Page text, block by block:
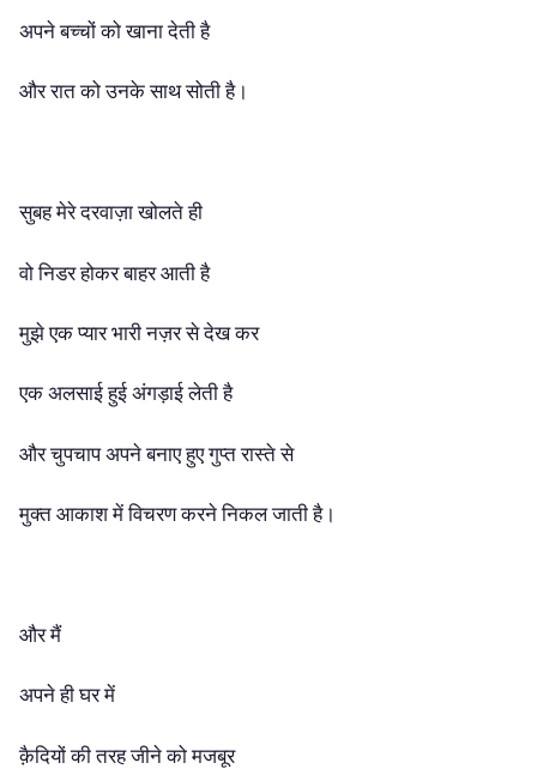
अपने बच्चों को खाना देती है
और रात को उनके साथ सोती है।
सुबह मेरे दरवाज़ा खोलते ही
वो निडर होकर बाहर आती है
मुझे एक प्यार भारी नज़र से देख कर
एक अलसाई हुई अंगड़ाई लेती है
और चुपचाप अपने बनाए हुए गुप्त रास्ते से
मुक्त आकाश में विचरण करने निकल जाती है।
और मैं
अपने ही घर में
क़ैदियों की तरह जीने को मजबूर